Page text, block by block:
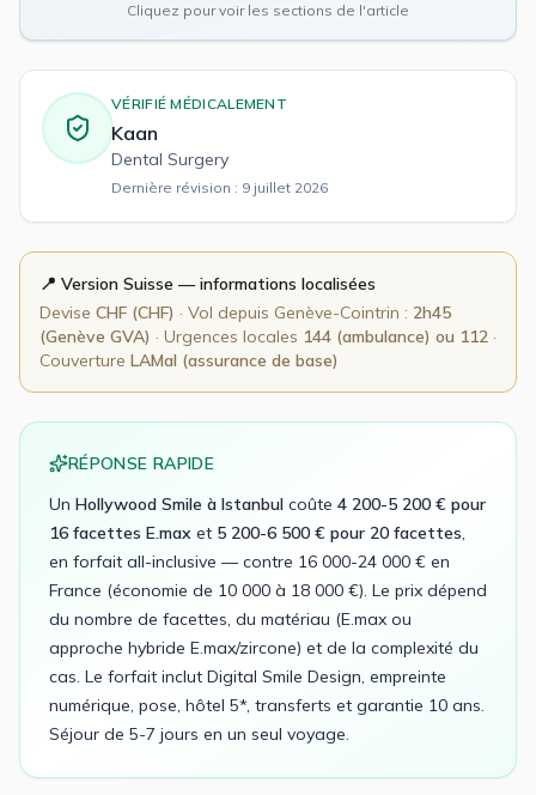
Cliquez pour voir les sections de l'article
VÉRIFIÉ MÉDICALEMENT
Kaan
Dental Surgery
Dernière révision : 9 juillet 2026
📍 Version Suisse — informations localisées
Devise CHF (CHF) · Vol depuis Genève-Cointrin : 2h45
(Genève GVA) · Urgences locales 144 (ambulance) ou 112 ·
Couverture LAMal (assurance de base)
RÉPONSE RAPIDE
Un Hollywood Smile à Istanbul coûte 4 200-5 200 € pour
16 facettes E.max et 5 200-6 500 € pour 20 facettes,
en forfait all-inclusive — contre 16 000-24 000 € en
France (économie de 10 000 à 18 000 €). Le prix dépend
du nombre de facettes, du matériau (E.max ou
approche hybride E.max/zircone) et de la complexité du
cas. Le forfait inclut Digital Smile Design, empreinte
numérique, pose, hôtel 5*, transferts et garantie 10 ans.
Séjour de 5-7 jours en un seul voyage.